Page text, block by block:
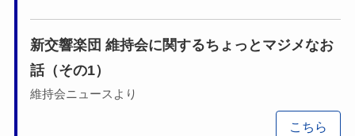
新交響楽団 維持会に関するちょっとマジメなお
話（その1）
維持会ニュースより
こちら